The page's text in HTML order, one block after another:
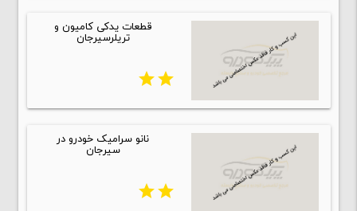
قطعات یدکی کامیون و
تریلرسیرجان
star
star
نانو سرامیک خودرو در
سیرجان
star
star